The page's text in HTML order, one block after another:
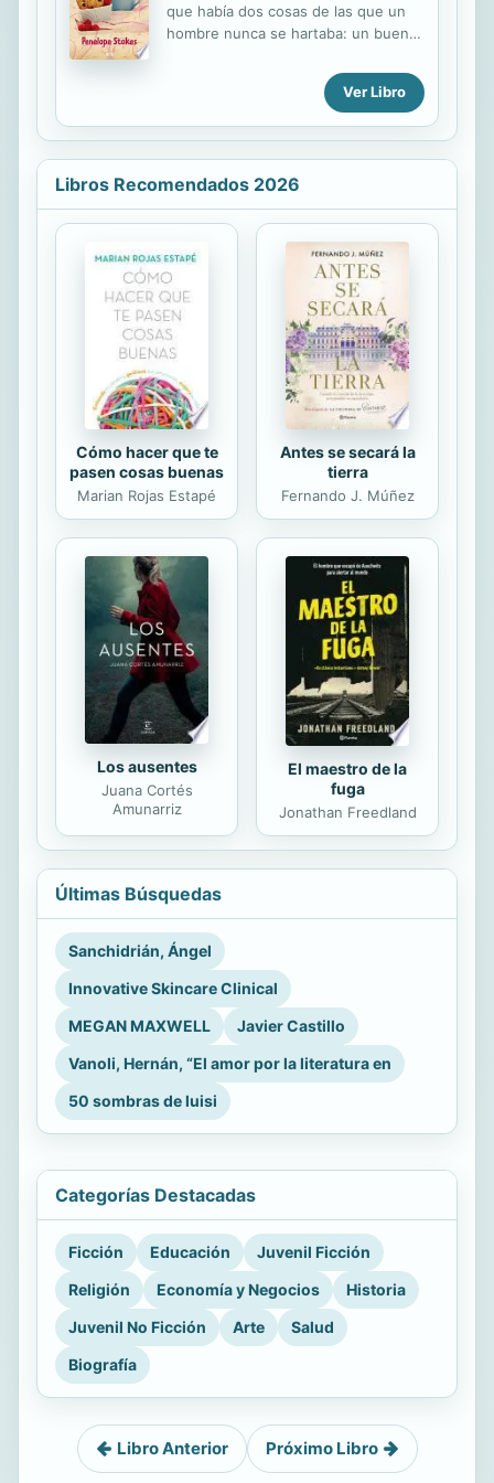
educativos en instituciones de
entrevista elegimos un conjunto de
categorías pedagógicas que él puso
en práctica para ponerlas a...
que había dos cosas de las que un
hombre nunca se hartaba: un buen
artista en la cocina, por lo que lo
primero está asegurado. en cuanto a
está rec
Ver Libro
Libros Recomendados 2026
Cómo hacer que te
pasen cosas buenas
Marian Rojas Estapé
Antes se secará la
tierra
Fernando J. Múñez
Los ausentes
Juana Cortés
Amunarriz
El maestro de la
fuga
Jonathan Freedland
Últimas Búsquedas
Sanchidrián, Ángel
Innovative Skincare Clinical
MEGAN MAXWELL
Javier Castillo
Vanoli, Hernán, “El amor por la literatura en
50 sombras de luisi
Categorías Destacadas
Ficción Educación
Juvenil Ficción
Religión
Economía y Negocios
Historia
Juvenil No Ficción
Arte
Salud
Biografía
Libro Anterior Próximo Libro